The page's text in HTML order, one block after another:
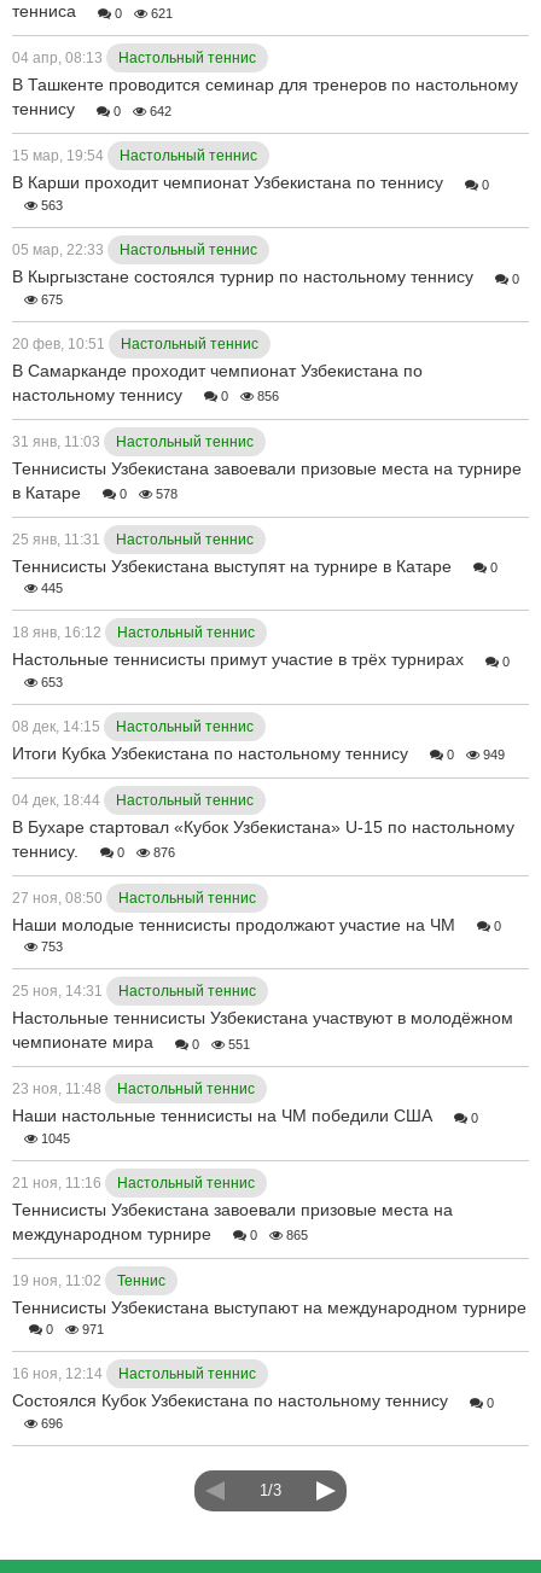
тенниса
0 621
04 апр, 08:13 Настольный теннис
В Ташкенте проводится семинар для тренеров по настольному
теннису
0 642
15 мар, 19:54 Настольный теннис
В Карши проходит чемпионат Узбекистана по теннису
0
563
05 мар, 22:33 Настольный теннис
В Кыргызстане состоялся турнир по настольному теннису
0
675
20 фев, 10:51 Настольный теннис
В Самарканде проходит чемпионат Узбекистана по
настольному теннису
0 856
31 янв, 11:03 Настольный теннис
Теннисисты Узбекистана завоевали призовые места на турнире
в Катаре
0 578
25 янв, 11:31 Настольный теннис
Теннисисты Узбекистана выступят на турнире в Катаре
0
445
18 янв, 16:12 Настольный теннис
Настольные теннисисты примут участие в трёх турнирах
0
653
08 дек, 14:15 Настольный теннис
Итоги Кубка Узбекистана по настольному теннису 0 949
04 дек, 18:44 Настольный теннис
В Бухаре стартовал «Кубок Узбекистана» U-15 по настольному
теннису.
0 876
27 ноя, 08:50 Настольный теннис
Наши молодые теннисисты продолжают участие на ЧМ
0
753
25 ноя, 14:31 Настольный теннис
Настольные теннисисты Узбекистана участвуют в молодёжном
чемпионате мира
0 551
23 ноя, 11:48 Настольный теннис
Наши настольные теннисисты на ЧМ победили США
0
1045
21 ноя, 11:16 Настольный теннис
Теннисисты Узбекистана завоевали призовые места на
международном турнире
0 865
19 ноя, 11:02 Теннис
Теннисисты Узбекистана выступают на международном турнире
0 971
16 ноя, 12:14 Настольный теннис
Состоялся Кубок Узбекистана по настольному теннису
0
696
1/3